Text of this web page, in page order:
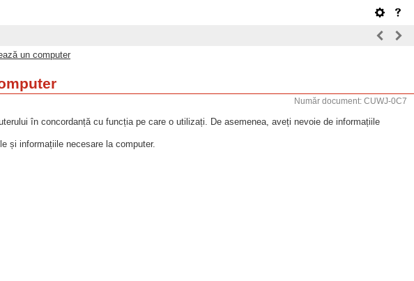
un computer
Număr document: CUWJ-0C7
în concordanță cu funcția pe care o utilizați. De asemenea, aveți nevoie de informațiile
și informațiile necesare la computer.